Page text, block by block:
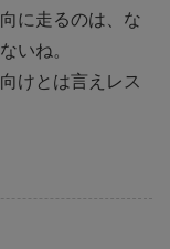
に走るのは、な
いね。
けとは言えレス